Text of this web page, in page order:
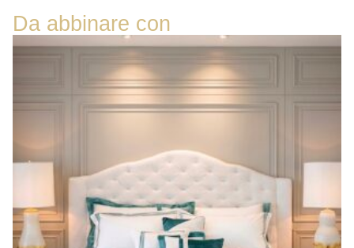
Da abbinare con